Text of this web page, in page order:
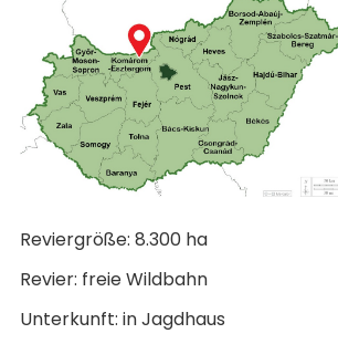
Reviergröße: 8.300 ha
Revier: freie Wildbahn
Unterkunft: in Jagdhaus